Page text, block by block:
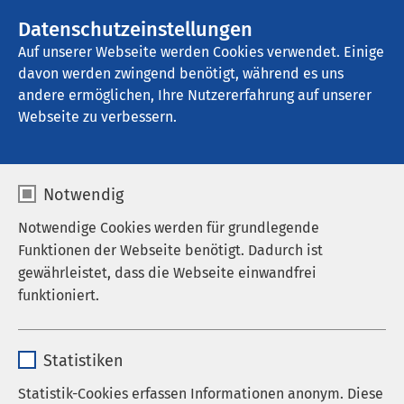
Datenschutzeinstellungen
Auf unserer Webseite werden Cookies verwendet. Einige
davon werden zwingend benötigt, während es uns
andere ermöglichen, Ihre Nutzererfahrung auf unserer
Webseite zu verbessern.
Notwendig
Notwendige Cookies werden für grundlegende
Funktionen der Webseite benötigt. Dadurch ist
gewährleistet, dass die Webseite einwandfrei
funktioniert.
Anbieter sgalinski
Statistiken
Statistik-Cookies erfassen Informationen anonym. Diese
AMEOS Klinikum Alfeld
Anfahrt
AMEOS Klinikum Alfeld
So finden Sie uns
Landrat-Beushausen-Str. 26
D-31061 Alfeld